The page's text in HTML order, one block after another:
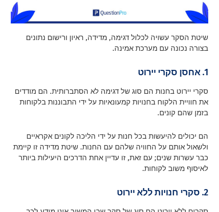
שיטת הסקר עשויה לכלול דגימה, מדידה, ראיון ורישום נתונים
בצורה נכונה עם מערכת אמינה.
1. אחסן סקרי יירוט
סקרי יירוט בחנות הם סוג של דגימה לא הסתברותית. הם מודדים
את חוויית הלקוח בחנויות קמעונאיות על ידי התבוננות בלקוחות
בזמן שהם קונים.
הם יכולים להיעשות בכל חנות על ידי הליכה לקונים אקראיים
ולשאול אותם על החוויה שלהם עם החנות. שיטת מדידה זו קיימת
כבר עשרות שנים; עם זאת, זו עדיין אחת הדרכים היעילות ביותר
לאיסוף משוב לקוחות.
2. סקרי חנויות ללא יירוט